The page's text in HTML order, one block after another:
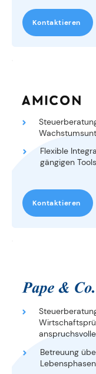
Kontaktieren
Kontaktieren
Flexible
gängigen
Betreuung